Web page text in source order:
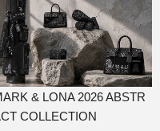
& LONA 2026 ABSTR
COLLECTION